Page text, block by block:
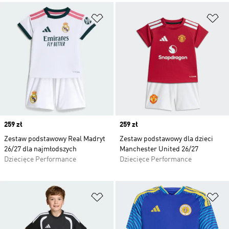
Dodaj do listy życzeń
Price
259 zł
Zestaw podstawowy Real Madryt
26/27 dla najmłodszych
Dziecięce Performance
Price
259 zł
Zestaw podstawowy dla dzieci
Manchester United 26/27
Dziecięce Performance
Dodaj do listy życzeń